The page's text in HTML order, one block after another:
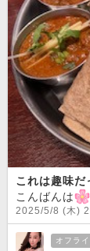
これは趣味だ
こんばんは
2025/5/8 (木)
オフラ